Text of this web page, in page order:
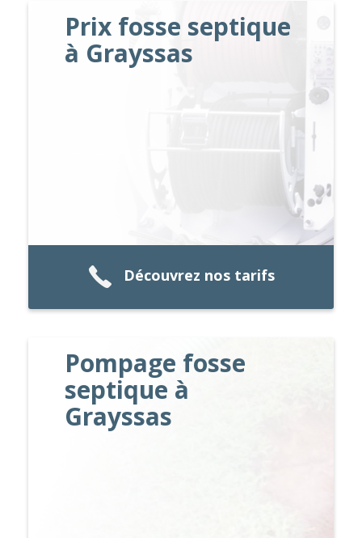
Prix fosse septique
à Grayssas
Découvrez nos tarifs
Pompage fosse
septique à
Grayssas